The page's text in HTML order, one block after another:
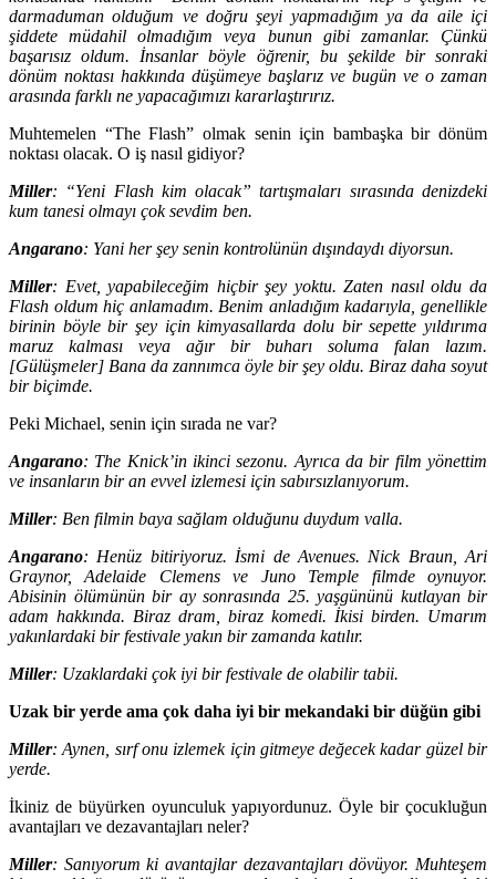
darmaduman olduğum ve doğru şeyi yapmadığım ya da aile içi
şiddete müdahil olmadığım veya bunun gibi zamanlar. Çünkü
başarısız oldum. İnsanlar böyle öğrenir, bu şekilde bir sonraki
dönüm noktası hakkında düşümeye başlarız ve bugün ve o zaman
arasında farklı ne yapacağımızı kararlaştırırız.
Muhtemelen “The Flash” olmak senin için bambaşka bir dönüm
noktası olacak. O iş nasıl gidiyor?
Miller: “Yeni Flash kim olacak” tartışmaları sırasında denizdeki
kum tanesi olmayı çok sevdim ben.
Angarano: Yani her şey senin kontrolünün dışındaydı diyorsun.
Miller: Evet, yapabileceğim hiçbir şey yoktu. Zaten nasıl oldu da
Flash oldum hiç anlamadım. Benim anladığım kadarıyla, genellikle
birinin böyle bir şey için kimyasallarda dolu bir sepette yıldırıma
maruz kalması veya ağır bir buharı soluma falan lazım.
[Gülüşmeler] Bana da zannımca öyle bir şey oldu. Biraz daha soyut
bir biçimde.
Peki Michael, senin için sırada ne var?
Angarano: The Knick’in ikinci sezonu. Ayrıca da bir film yönettim
ve insanların bir an evvel izlemesi için sabırsızlanıyorum.
Miller: Ben filmin baya sağlam olduğunu duydum valla.
Angarano: Henüz bitiriyoruz. İsmi de Avenues. Nick Braun, Ari
Graynor, Adelaide Clemens ve Juno Temple filmde oynuyor.
Abisinin ölümünün bir ay sonrasında 25. yaşgününü kutlayan bir
adam hakkında. Biraz dram, biraz komedi. İkisi birden. Umarım
yakınlardaki bir festivale yakın bir zamanda katılır.
Miller: Uzaklardaki çok iyi bir festivale de olabilir tabii.
Uzak bir yerde ama çok daha iyi bir mekandaki bir düğün gibi
Miller: Aynen, sırf onu izlemek için gitmeye değecek kadar güzel bir
yerde.
İkiniz de büyürken oyunculuk yapıyordunuz. Öyle bir çocukluğun
avantajları ve dezavantajları neler?
Miller: Sanıyorum ki avantajlar dezavantajları dövüyor. Muhteşem